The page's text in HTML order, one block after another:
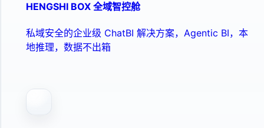
HENGSHI BOX 全域智控舱
私域安全的企业级 ChatBI 解决方案，Agentic BI，本
地推理，数据不出箱